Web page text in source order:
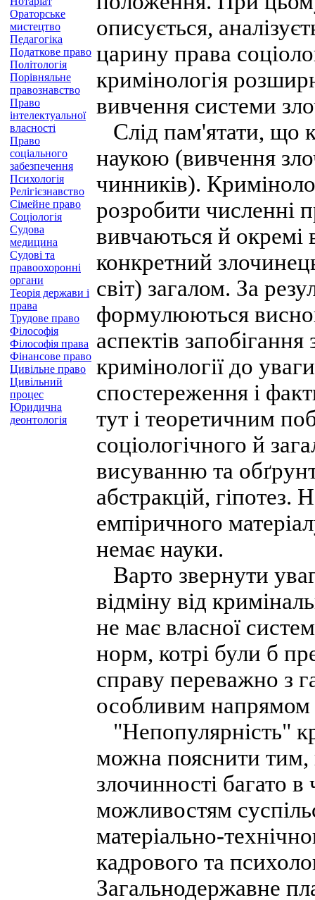
Ораторське
мистецтво
Педагогіка
Податкове право
Політологія
Порівняльне
правознавство
Право
інтелектуальної
власності
Право
соціального
забезпечення
Психологія
Релігієзнавство
Сімейне право
Соціологія
Судова
медицина
Судові та
правоохоронні
органи
Теорія держави і
права
Трудове право
Філософія
Філософія права
Фінансове право
Цивільне право
Цивільний
процес
Юридична
деонтологія
описується,
царину права
кримінологія
вивчення системи
Слід пам'ятати, що
наукою (вивчення
чинників).
розробити численні
вивчаються й
конкретний
світ) загалом. За
формулюються
аспектів
кримінології до
спостереження і
тут і теоретичним
соціологічного й
висуванню та
абстракцій, гіпотез.
емпіричного
немає науки.
Варто звернути
відміну від
не має власної
норм, котрі були б
справу переважно з
особливим напрямом
"Непопулярність"
можна пояснити тим,
злочинності багато
можливостям
матеріально-
кадрового та
Загальнодержавне